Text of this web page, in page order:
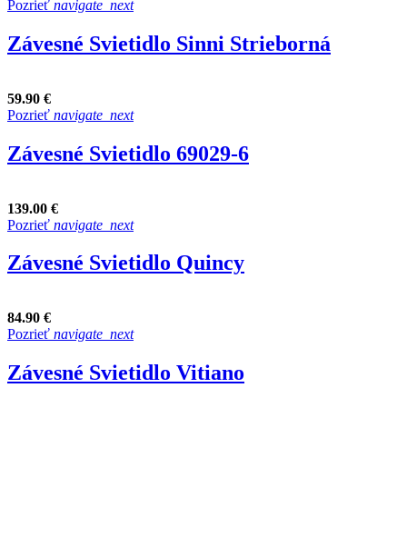
Pozrieť navigate_next
Závesné Svietidlo Sinni Strieborná
59.90 €
Pozrieť navigate_next
Závesné Svietidlo 69029-6
139.00 €
Pozrieť navigate_next
Závesné Svietidlo Quincy
84.90 €
Pozrieť navigate_next
Závesné Svietidlo Vitiano